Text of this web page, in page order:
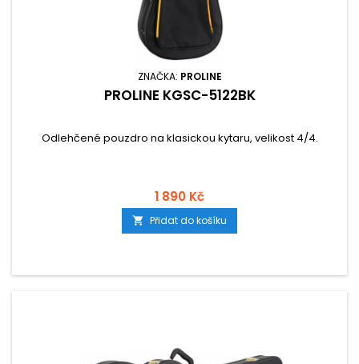
ZNAČKA: PROLINE
PROLINE KGSC-5122BK
Odlehčené pouzdro na klasickou kytaru, velikost 4/4.
1 890 Kč
 Přidat do košíku